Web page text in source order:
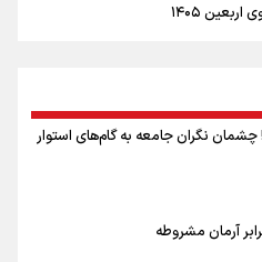
۱۴۰۵
نگران جامعه به گام‌های استوار
آرمان مشروطه